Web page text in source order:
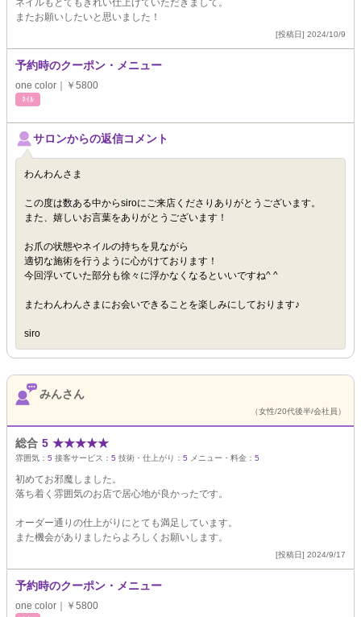
ネイルもとてもきれい仕上げていただきまして。
またお願いしたいと思いました！
[投稿日] 2024/10/9
予約時のクーポン・メニュー
one color｜￥5800
ﾈｲﾙ
サロンからの返信コメント
わんわんさま
この度は数ある中からsiroにご来店くださりありがとうございます。
また、嬉しいお言葉をありがとうございます！
お爪の状態やネイルの持ちを見ながら
適切な施術を行うように心がけております！
今回浮いていた部分も徐々に浮かなくなるといいですね^ ^
またわんわんさまにお会いできることを楽しみにしております♪
siro
みんさん
（女性/20代後半/会社員）
総合 5 ★★★★★
雰囲気： 5 接客サービス： 5 技術・仕上がり： 5 メニュー・料金： 5
初めてお邪魔しました。
落ち着く雰囲気のお店で居心地が良かったです。
オーダー通りの仕上がりにとても満足しています。
また機会がありましたらよろしくお願いします。
[投稿日] 2024/9/17
予約時のクーポン・メニュー
one color｜￥5800